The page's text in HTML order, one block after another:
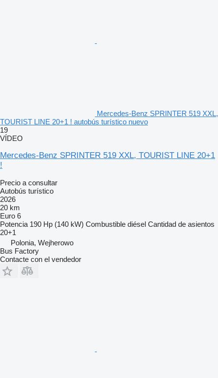
Mercedes-Benz SPRINTER 519 XXL,
TOURIST LINE 20+1 ! autobús turístico nuevo
19
VÍDEO
Mercedes-Benz SPRINTER 519 XXL, TOURIST LINE 20+1
!
Precio a consultar
Autobús turístico
2026
20 km
Euro 6
Potencia 190 Hp (140 kW) Combustible diésel Cantidad de asientos
20+1
Polonia, Wejherowo
Bus Factory
Contacte con el vendedor